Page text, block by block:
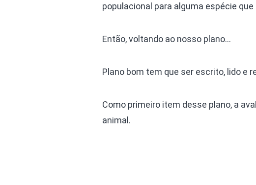
populacional para alguma espécie
Então, voltando ao nosso plano…
Plano bom tem que ser escrito, lido e
Como primeiro item desse plano, a
animal.